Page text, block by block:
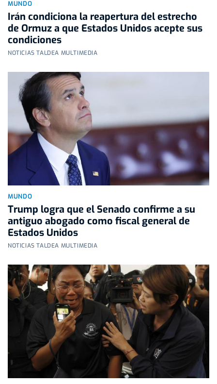
MUNDO
Irán condiciona la reapertura del estrecho
de Ormuz a que Estados Unidos acepte sus
condiciones
NOTICIAS TALDEA MULTIMEDIA
MUNDO
Trump logra que el Senado confirme a su
antiguo abogado como fiscal general de
Estados Unidos
NOTICIAS TALDEA MULTIMEDIA